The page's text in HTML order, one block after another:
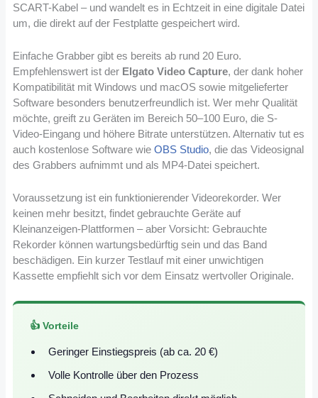
SCART-Kabel – und wandelt es in Echtzeit in eine digitale Datei
um, die direkt auf der Festplatte gespeichert wird.
Einfache Grabber gibt es bereits ab rund 20 Euro.
Empfehlenswert ist der Elgato Video Capture, der dank hoher
Kompatibilität mit Windows und macOS sowie mitgelieferter
Software besonders benutzerfreundlich ist. Wer mehr Qualität
möchte, greift zu Geräten im Bereich 50–100 Euro, die S-
Video-Eingang und höhere Bitrate unterstützen. Alternativ tut es
auch kostenlose Software wieOBS Studio, die das Videosignal
des Grabbers aufnimmt und als MP4-Datei speichert.
Voraussetzung ist ein funktionierender Videorekorder. Wer
keinen mehr besitzt, findet gebrauchte Geräte auf
Kleinanzeigen-Plattformen – aber Vorsicht: Gebrauchte
Rekorder können wartungsbedürftig sein und das Band
beschädigen. Ein kurzer Testlauf mit einer unwichtigen
Kassette empfiehlt sich vor dem Einsatz wertvoller Originale.
👍 Vorteile
Geringer Einstiegspreis (ab ca. 20 €)
Volle Kontrolle über den Prozess